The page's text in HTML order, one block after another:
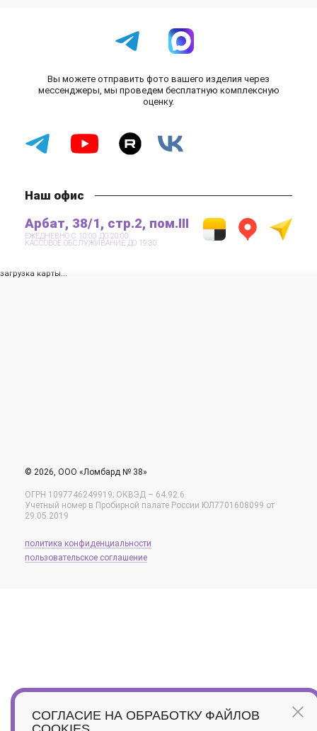
Вы можете отправить фото вашего изделия через
мессенджеры, мы проведем бесплатную комплексную
оценку.
Наш офис
Арбат, 38/1, стр.2, пом.III
ЕЖЕДНЕВНО С 10:00 ДО 20:00
КАССОВОЕ ОБСЛУЖИВАНИЕ ДО 19:30
загрузка карты...
© 2026, ООО «Ломбард № 38»
ОГРН 1097746249919; ОКВЭД – 64.92.6
Учетный номер в Пробирной палате России ЮЛ7701608099 от
29.05.2019
политика конфиденциальности
пользовательское соглашение
СОГЛАСИЕ НА ОБРАБОТКУ ФАЙЛОВ